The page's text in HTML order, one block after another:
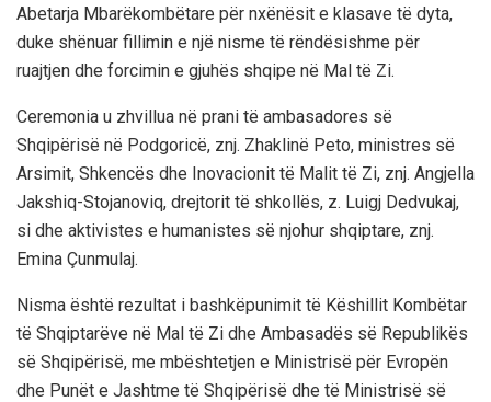
Abetarja Mbarëkombëtare për nxënësit e klasave të dyta,
duke shënuar fillimin e një nisme të rëndësishme për
ruajtjen dhe forcimin e gjuhës shqipe në Mal të Zi.
Ceremonia u zhvillua në prani të ambasadores së
Shqipërisë në Podgoricë, znj. Zhaklinë Peto, ministres së
Arsimit, Shkencës dhe Inovacionit të Malit të Zi, znj. Angjella
Jakshiq-Stojanoviq, drejtorit të shkollës, z. Luigj Dedvukaj,
si dhe aktivistes e humanistes së njohur shqiptare, znj.
Emina Çunmulaj.
Nisma është rezultat i bashkëpunimit të Këshillit Kombëtar
të Shqiptarëve në Mal të Zi dhe Ambasadës së Republikës
së Shqipërisë, me mbështetjen e Ministrisë për Evropën
dhe Punët e Jashtme të Shqipërisë dhe të Ministrisë së